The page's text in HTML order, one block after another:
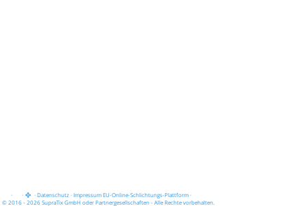
· · ·Datenschutz·Impressum EU-Online-Schlichtungs-Plattform·
© 2016 - 2026 SupraTix GmbH oder Partnergesellschaften - Alle Rechte vorbehalten.